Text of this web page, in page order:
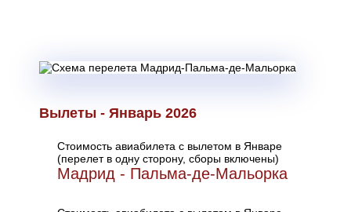
Вылеты - Январь 2026
Стоимость авиабилета с вылетом в Январе
(перелет в одну сторону, сборы включены)
Мадрид - Пальма-де-Мальорка